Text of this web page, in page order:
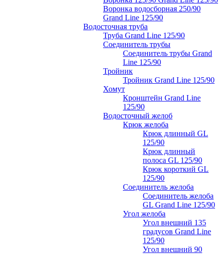
Воронка водосборная 250/90
Grand Line 125/90
Водосточная труба
Труба Grand Line 125/90
Соединитель трубы
Соединитель трубы Grand
Line 125/90
Тройник
Тройник Grand Line 125/90
Хомут
Кронштейн Grand Line
125/90
Водосточный желоб
Крюк желоба
Крюк длинный GL
125/90
Крюк длинный
полоса GL 125/90
Крюк короткий GL
125/90
Соединитель желоба
Соединитель желоба
GL Grand Line 125/90
Угол желоба
Угол внешний 135
градусов Grand Line
125/90
Угол внешний 90